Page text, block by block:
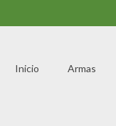
Inicio Armas